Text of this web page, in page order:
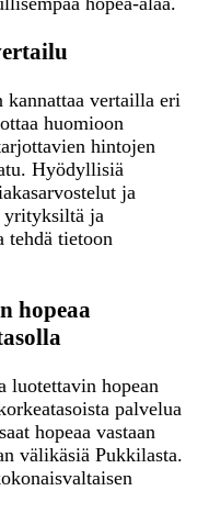
vertailla eri
huomioon
hintojen
Hyödyllisiä
ja
yrityksiltä ja
tehdä tietoon
hopeaa
luotettavin hopean
palvelua
hopeaa vastaan
välikäsiä Pukkilasta.